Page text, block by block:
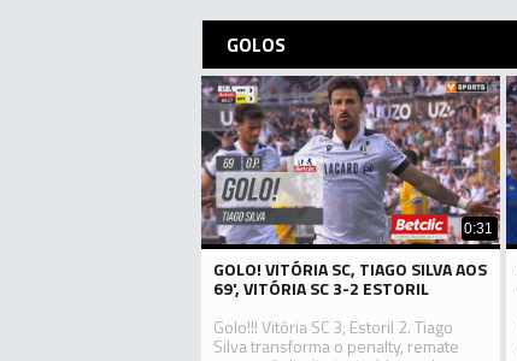
GOLOS
0:31
GOLO! VITÓRIA SC, TIAGO SILVA AOS
69', VITÓRIA SC 3-2 ESTORIL
Golo!!! Vitória SC 3, Estoril 2. Tiago
Silva transforma o penalty, remate